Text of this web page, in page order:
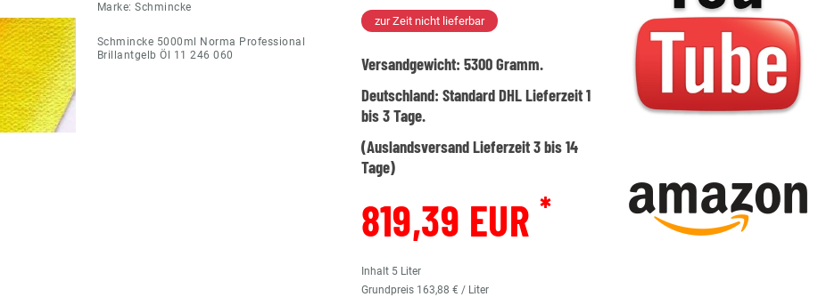
Marke:Schmincke
Schmincke 5000ml Norma Professional
Brillantgelb Öl 11 246 060
zur Zeit nicht lieferbar
Versandgewicht:5300Gramm.
Deutschland:Standard DHL Lieferzeit 1
bis 3 Tage.
(Auslandsversand Lieferzeit 3 bis 14
Tage)
819,39 EUR *
Inhalt 5 Liter
Grundpreis 163,88 € / Liter